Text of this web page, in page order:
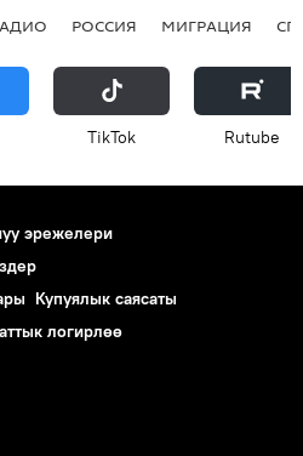
РОССИЯ МИГРАЦИЯ
ТikТоk Rutube
эрежелери
Купуялык саясаты
логирлөө